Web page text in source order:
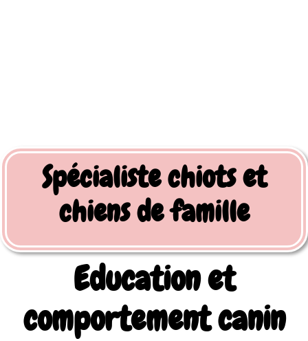
Spécialiste chiots et
chiens de famille
Education et
comportement canin